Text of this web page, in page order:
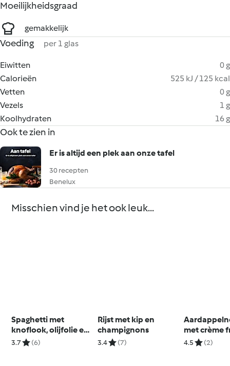
Moeilijkheidsgraad
gemakkelijk
Voeding per 1 glas
Eiwitten
0 g
Calorieën
525 kJ / 125 kcal
Vetten
0 g
Vezels
1 g
Koolhydraten
16 g
Ook te zien in
Er is altijd een plek aan onze tafel
30 recepten
Benelux
Misschien vind je het ook leuk...
Spaghetti met
knoflook, olijfolie en
chili
3.7 (6)
Rijst met kip en
champignons
3.4 (7)
met crème
gerookte
4.5 (2)